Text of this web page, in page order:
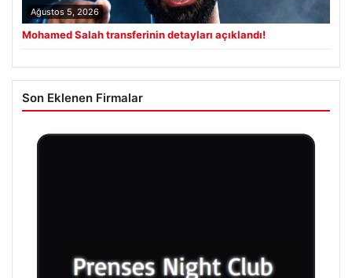
Ağustos 5, 2026
Mohamed Salah transferinin detayları açıklandı!
Son Eklenen Firmalar